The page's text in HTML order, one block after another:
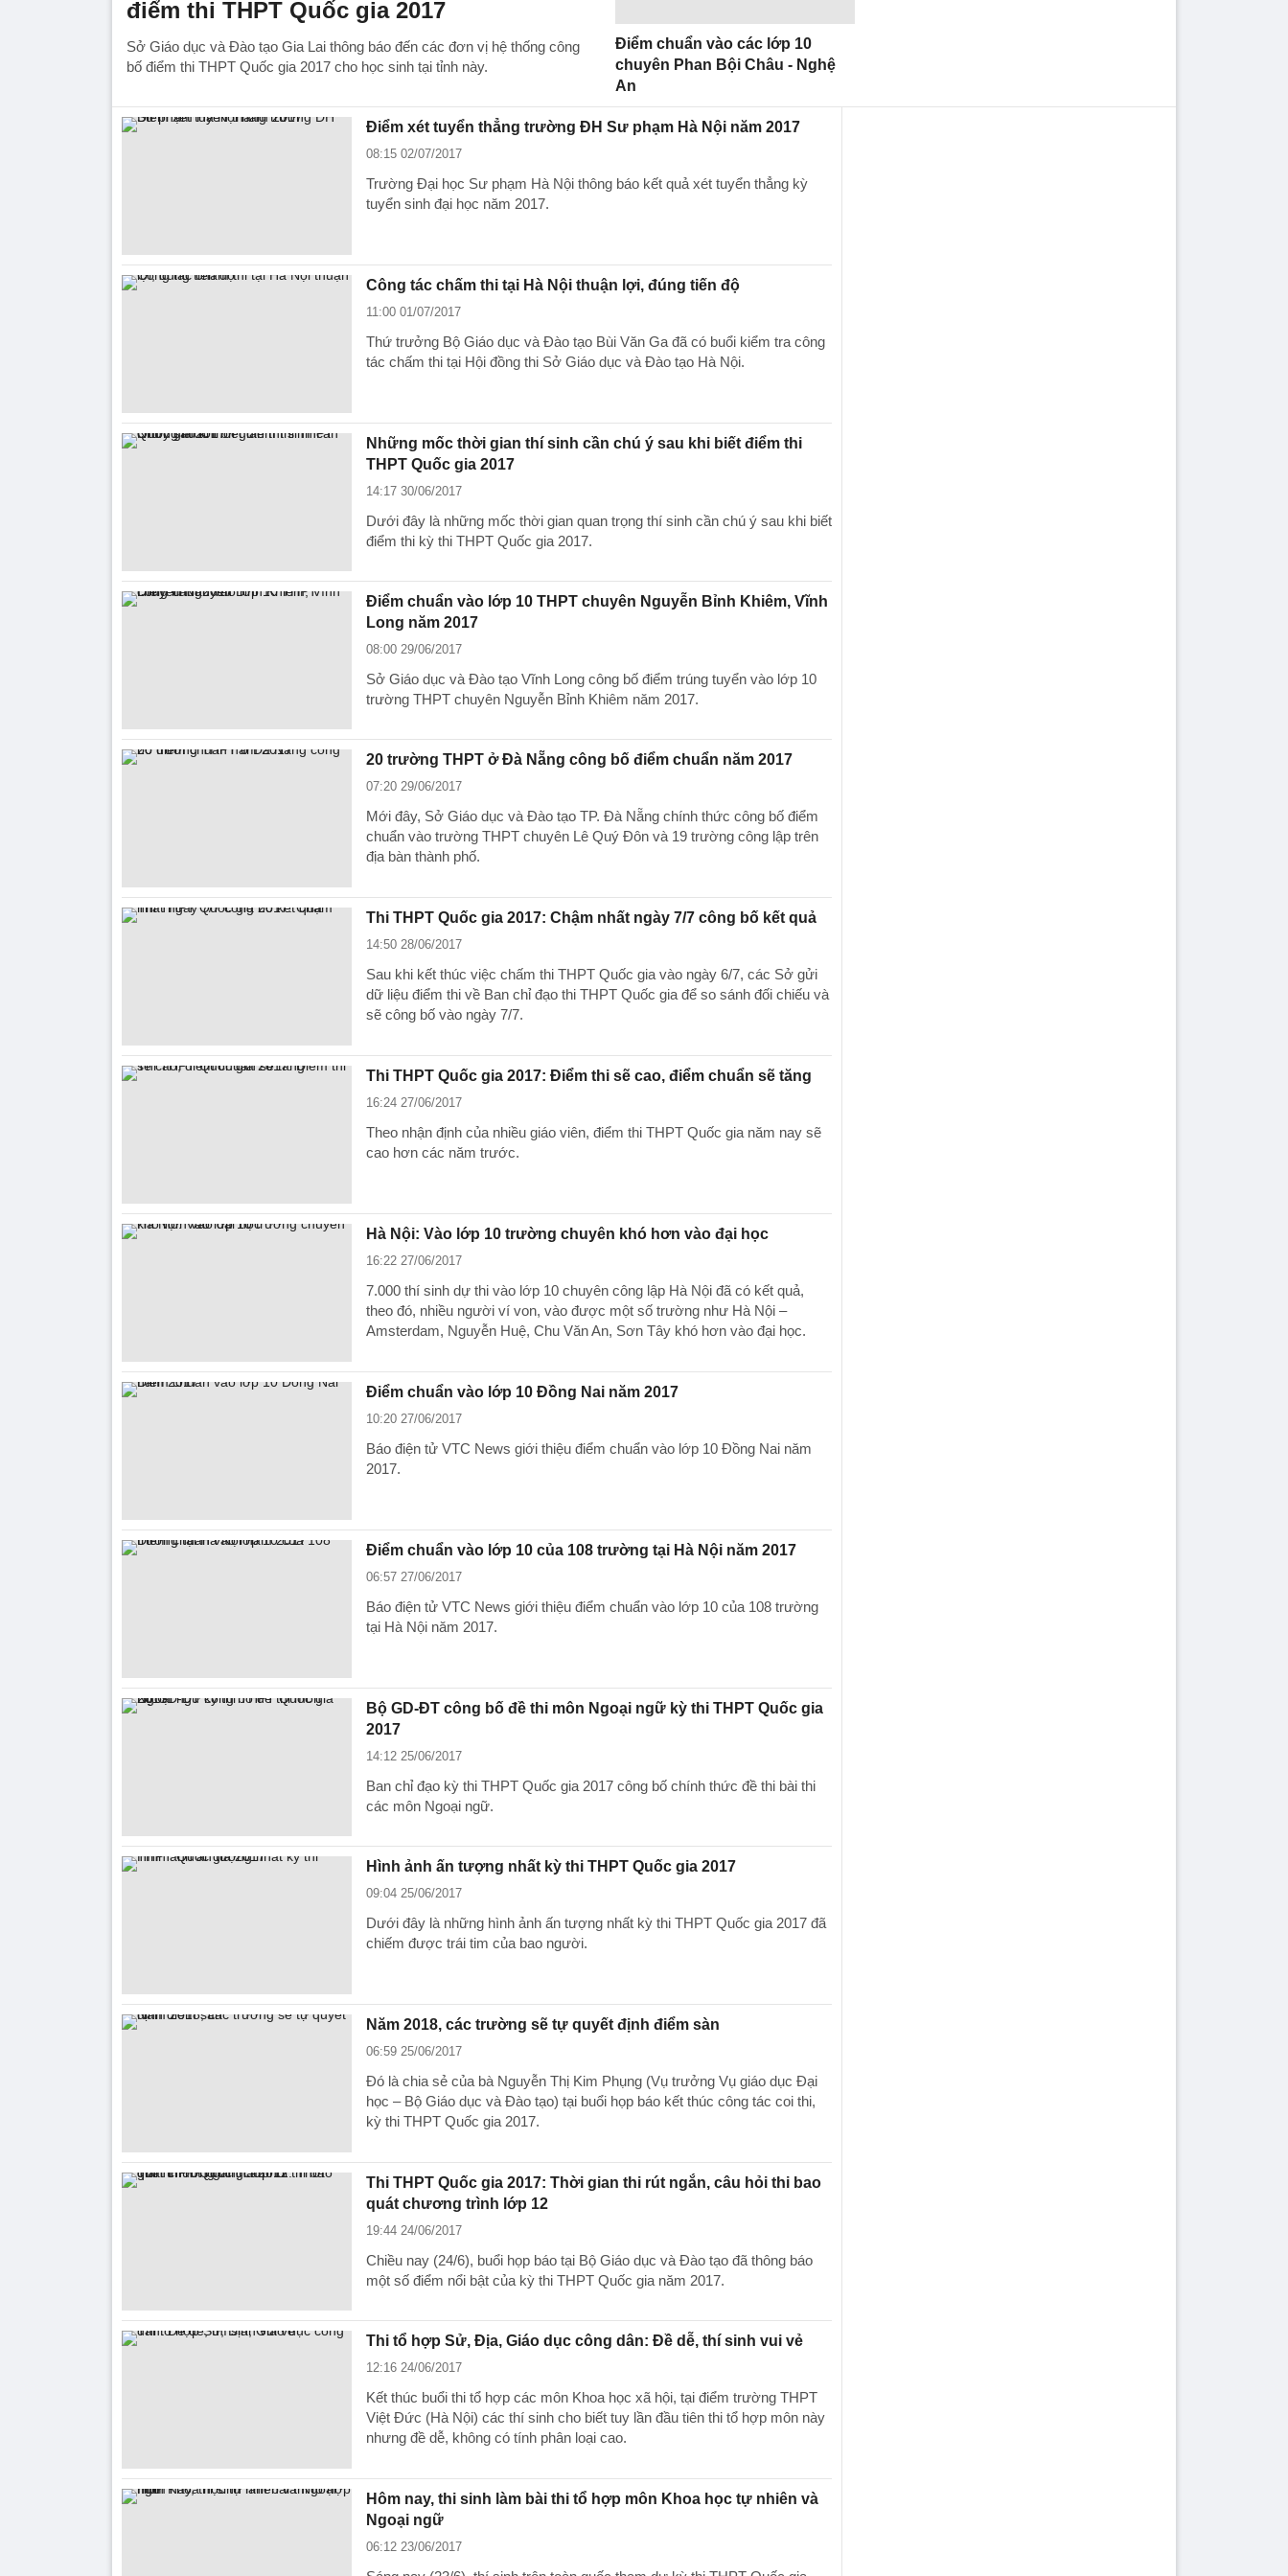
điểm thi THPT Quốc gia 2017
Sở Giáo dục và Đào tạo Gia Lai thông báo đến các đơn vị hệ thống công
bố điểm thi THPT Quốc gia 2017 cho học sinh tại tỉnh này.
Điểm chuẩn vào các lớp 10
chuyên Phan Bội Châu - Nghệ
An
Điểm xét tuyển thẳng trường ĐH Sư phạm Hà Nội năm 2017
08:15 02/07/2017
Trường Đại học Sư phạm Hà Nội thông báo kết quả xét tuyển thẳng kỳ
tuyển sinh đại học năm 2017.
Công tác chấm thi tại Hà Nội thuận lợi, đúng tiến độ
11:00 01/07/2017
Thứ trưởng Bộ Giáo dục và Đào tạo Bùi Văn Ga đã có buổi kiểm tra công
tác chấm thi tại Hội đồng thi Sở Giáo dục và Đào tạo Hà Nội.
Những mốc thời gian thí sinh cần chú ý sau khi biết điểm thi
THPT Quốc gia 2017
14:17 30/06/2017
Dưới đây là những mốc thời gian quan trọng thí sinh cần chú ý sau khi biết
điểm thi kỳ thi THPT Quốc gia 2017.
Điểm chuẩn vào lớp 10 THPT chuyên Nguyễn Bỉnh Khiêm, Vĩnh
Long năm 2017
08:00 29/06/2017
Sở Giáo dục và Đào tạo Vĩnh Long công bố điểm trúng tuyển vào lớp 10
trường THPT chuyên Nguyễn Bỉnh Khiêm năm 2017.
20 trường THPT ở Đà Nẵng công bố điểm chuẩn năm 2017
07:20 29/06/2017
Mới đây, Sở Giáo dục và Đào tạo TP. Đà Nẵng chính thức công bố điểm
chuẩn vào trường THPT chuyên Lê Quý Đôn và 19 trường công lập trên
địa bàn thành phố.
Thi THPT Quốc gia 2017: Chậm nhất ngày 7/7 công bố kết quả
14:50 28/06/2017
Sau khi kết thúc việc chấm thi THPT Quốc gia vào ngày 6/7, các Sở gửi
dữ liệu điểm thi về Ban chỉ đạo thi THPT Quốc gia để so sánh đối chiếu và
sẽ công bố vào ngày 7/7.
Thi THPT Quốc gia 2017: Điểm thi sẽ cao, điểm chuẩn sẽ tăng
16:24 27/06/2017
Theo nhận định của nhiều giáo viên, điểm thi THPT Quốc gia năm nay sẽ
cao hơn các năm trước.
Hà Nội: Vào lớp 10 trường chuyên khó hơn vào đại học
16:22 27/06/2017
7.000 thí sinh dự thi vào lớp 10 chuyên công lập Hà Nội đã có kết quả,
theo đó, nhiều người ví von, vào được một số trường như Hà Nội –
Amsterdam, Nguyễn Huệ, Chu Văn An, Sơn Tây khó hơn vào đại học.
Điểm chuẩn vào lớp 10 Đồng Nai năm 2017
10:20 27/06/2017
Báo điện tử VTC News giới thiệu điểm chuẩn vào lớp 10 Đồng Nai năm
2017.
Điểm chuẩn vào lớp 10 của 108 trường tại Hà Nội năm 2017
06:57 27/06/2017
Báo điện tử VTC News giới thiệu điểm chuẩn vào lớp 10 của 108 trường
tại Hà Nội năm 2017.
Bộ GD-ĐT công bố đề thi môn Ngoại ngữ kỳ thi THPT Quốc gia
2017
14:12 25/06/2017
Ban chỉ đạo kỳ thi THPT Quốc gia 2017 công bố chính thức đề thi bài thi
các môn Ngoại ngữ.
Hình ảnh ấn tượng nhất kỳ thi THPT Quốc gia 2017
09:04 25/06/2017
Dưới đây là những hình ảnh ấn tượng nhất kỳ thi THPT Quốc gia 2017 đã
chiếm được trái tim của bao người.
Năm 2018, các trường sẽ tự quyết định điểm sàn
06:59 25/06/2017
Đó là chia sẻ của bà Nguyễn Thị Kim Phụng (Vụ trưởng Vụ giáo dục Đại
học – Bộ Giáo dục và Đào tạo) tại buổi họp báo kết thúc công tác coi thi,
kỳ thi THPT Quốc gia 2017.
Thi THPT Quốc gia 2017: Thời gian thi rút ngắn, câu hỏi thi bao
quát chương trình lớp 12
19:44 24/06/2017
Chiều nay (24/6), buổi họp báo tại Bộ Giáo dục và Đào tạo đã thông báo
một số điểm nổi bật của kỳ thi THPT Quốc gia năm 2017.
Thi tổ hợp Sử, Địa, Giáo dục công dân: Đề dễ, thí sinh vui vẻ
12:16 24/06/2017
Kết thúc buổi thi tổ hợp các môn Khoa học xã hội, tại điểm trường THPT
Việt Đức (Hà Nội) các thí sinh cho biết tuy lần đầu tiên thi tổ hợp môn này
nhưng đề dễ, không có tính phân loại cao.
Hôm nay, thi sinh làm bài thi tổ hợp môn Khoa học tự nhiên và
Ngoại ngữ
06:12 23/06/2017